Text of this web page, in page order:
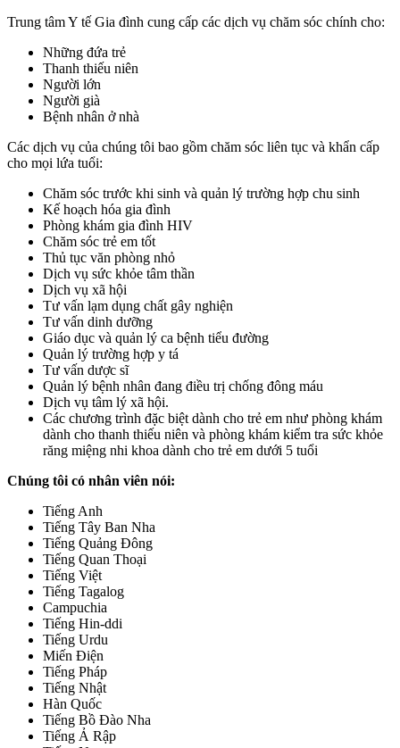
Trung tâm Y tế Gia đình cung cấp các dịch vụ chăm sóc chính cho:
Những đứa trẻ
Thanh thiếu niên
Người lớn
Người già
Bệnh nhân ở nhà
Các dịch vụ của chúng tôi bao gồm chăm sóc liên tục và khẩn cấp
cho mọi lứa tuổi:
Chăm sóc trước khi sinh và quản lý trường hợp chu sinh
Kế hoạch hóa gia đình
Phòng khám gia đình HIV
Chăm sóc trẻ em tốt
Thủ tục văn phòng nhỏ
Dịch vụ sức khỏe tâm thần
Dịch vụ xã hội
Tư vấn lạm dụng chất gây nghiện
Tư vấn dinh dưỡng
Giáo dục và quản lý ca bệnh tiểu đường
Quản lý trường hợp y tá
Tư vấn dược sĩ
Quản lý bệnh nhân đang điều trị chống đông máu
Dịch vụ tâm lý xã hội.
Các chương trình đặc biệt dành cho trẻ em như phòng khám
dành cho thanh thiếu niên và phòng khám kiểm tra sức khỏe
răng miệng nhi khoa dành cho trẻ em dưới 5 tuổi
Chúng tôi có nhân viên nói:
Tiếng Anh
Tiếng Tây Ban Nha
Tiếng Quảng Đông
Tiếng Quan Thoại
Tiếng Việt
Tiếng Tagalog
Campuchia
Tiếng Hin-ddi
Tiếng Urdu
Miến Điện
Tiếng Pháp
Tiếng Nhật
Hàn Quốc
Tiếng Bồ Đào Nha
Tiếng Ả Rập